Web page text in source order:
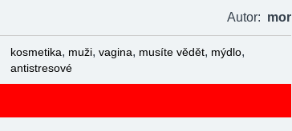
Autor: mor
kosmetika, muži, vagina, musíte vědět, mýdlo,
antistresové